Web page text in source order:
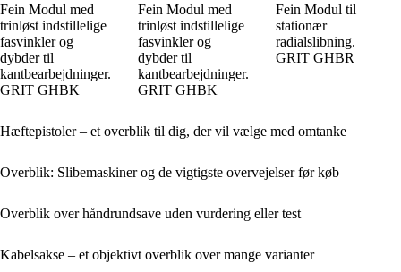
Fein Modul med
trinløst indstillelige
fasvinkler og
dybder til
kantbearbejdninger.
GRIT GHBK
Fein Modul med
trinløst indstillelige
fasvinkler og
dybder til
kantbearbejdninger.
GRIT GHBK
Fein Modul til
stationær
radialslibning.
GRIT GHBR
Hæftepistoler – et overblik til dig, der vil vælge med omtanke
Overblik: Slibemaskiner og de vigtigste overvejelser før køb
Overblik over håndrundsave uden vurdering eller test
Kabelsakse – et objektivt overblik over mange varianter